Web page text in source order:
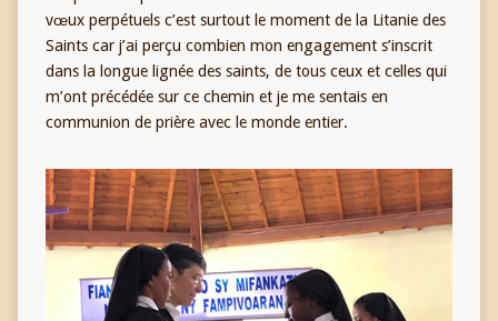
vœux perpétuels c’est surtout le moment de la Litanie des
Saints car j’ai perçu combien mon engagement s’inscrit
dans la longue lignée des saints, de tous ceux et celles qui
m’ont précédée sur ce chemin et je me sentais en
communion de prière avec le monde entier.